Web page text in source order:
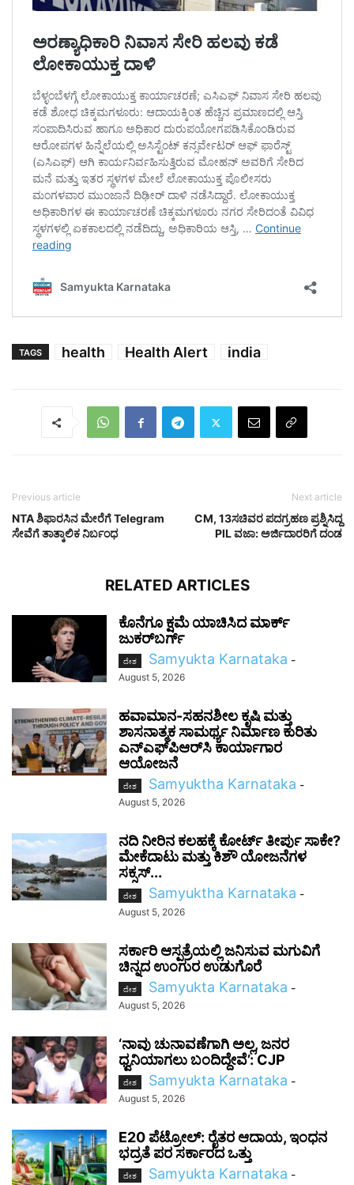
TAGS health Health Alert india
Previous article
NTA ಶಿಫಾರಸಿನ ಮೇರೆಗೆ Telegram
ಸೇವೆಗೆ ತಾತ್ಕಾಲಿಕ ನಿರ್ಬಂಧ
Next article
CM, 13ಸಚಿವರ ಪದಗ್ರಹಣ ಪ್ರಶ್ನಿಸಿದ್ದ
PIL ವಜಾ: ಅರ್ಜಿದಾರರಿಗೆ ದಂಡ
RELATED ARTICLES
ಕೊನೆಗೂ ಕ್ಷಮೆ ಯಾಚಿಸಿದ ಮಾರ್ಕ್
ಜುಕರ್‌ಬರ್ಗ್
ದೇಶ Samyukta Karnataka -
August 5, 2026
ಹವಾಮಾನ-ಸಹನಶೀಲ ಕೃಷಿ ಮತ್ತು
ಶಾಸನಾತ್ಮಕ ಸಾಮರ್ಥ್ಯ ನಿರ್ಮಾಣ ಕುರಿತು
ಎನ್‌ಎಫ್‌ಪಿಆರ್‌ಸಿ ಕಾರ್ಯಾಗಾರ
ಆಯೋಜನೆ
ದೇಶ Samyuktha Karnataka -
August 5, 2026
ನದಿ ನೀರಿನ ಕಲಹಕ್ಕೆ ಕೋರ್ಟ್ ತೀರ್ಪು ಸಾಕೇ?
ಮೇಕೆದಾಟು ಮತ್ತು ಕಿಶೌ ಯೋಜನೆಗಳ
ಸಕ್ಸಸ್...
ದೇಶ Samyuktha Karnataka -
August 5, 2026
ಸರ್ಕಾರಿ ಆಸ್ಪತ್ರೆಯಲ್ಲಿ ಜನಿಸುವ ಮಗುವಿಗೆ
ಚಿನ್ನದ ಉಂಗುರ ಉಡುಗೊರೆ
ದೇಶ Samyukta Karnataka -
August 5, 2026
‘ನಾವು ಚುನಾವಣೆಗಾಗಿ ಅಲ್ಲ, ಜನರ
ಧ್ವನಿಯಾಗಲು ಬಂದಿದ್ದೇವೆ’: CJP
ದೇಶ Samyukta Karnataka -
August 5, 2026
E20 ಪೆಟ್ರೋಲ್: ರೈತರ ಆದಾಯ, ಇಂಧನ
ಭದ್ರತೆ ಪರ ಸರ್ಕಾರದ ಒತ್ತು
ದೇಶ Samyukta Karnataka -